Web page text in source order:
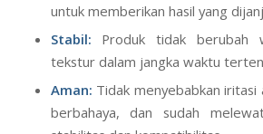
untuk memberikan hasil yang
Stabil: Produk tidak berubah
tekstur dalam jangka waktu
Aman: Tidak menyebabkan
berbahaya, dan sudah